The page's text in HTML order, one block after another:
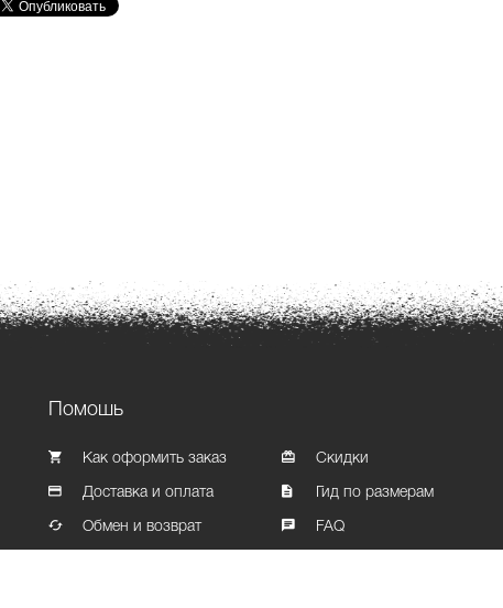
Помошь
Как оформить заказ
Доставка и оплата
Обмен и возврат
Скидки
Гид по размерам
FAQ